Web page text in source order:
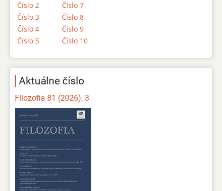
Číslo 2
Číslo 3
Číslo 4
Číslo 5
Číslo 7
Číslo 8
Číslo 9
Číslo 10
Aktuálne číslo
Filozofia 81 (2026), 3